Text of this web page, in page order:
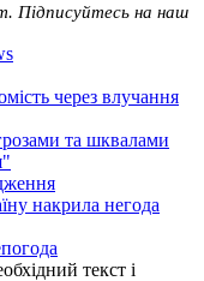
Підписуйтесь на наш
через влучання
та шквалами
накрила негода
текст і